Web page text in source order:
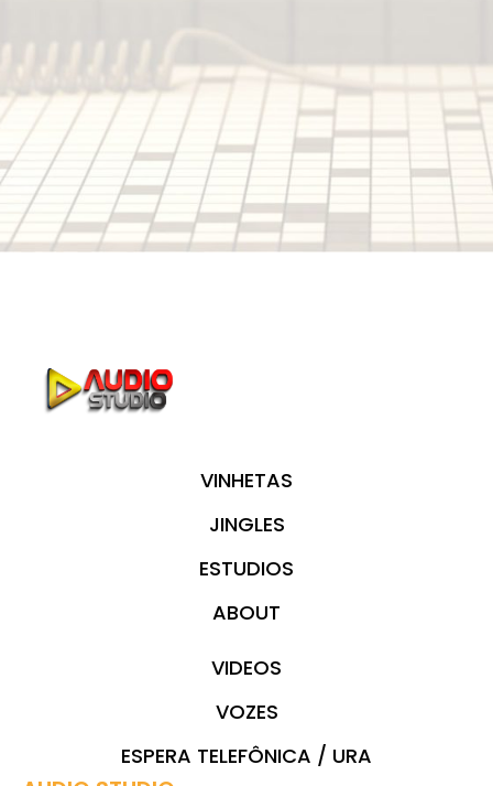
VINHETAS
JINGLES
ESTUDIOS
ABOUT
VIDEOS
VOZES
ESPERA TELEFÔNICA / URA